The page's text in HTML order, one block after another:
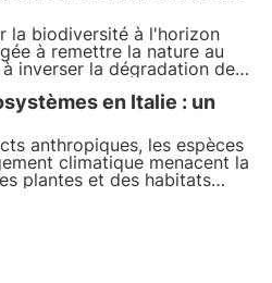
la biodiversité à l'horizon
à remettre la nature au
inverser la dégradation des
à régénérer la
être des personnes, du
en Italie : un
anthropiques, les espèces
climatique menacent la
plantes et des habitats
Le programme des Nations